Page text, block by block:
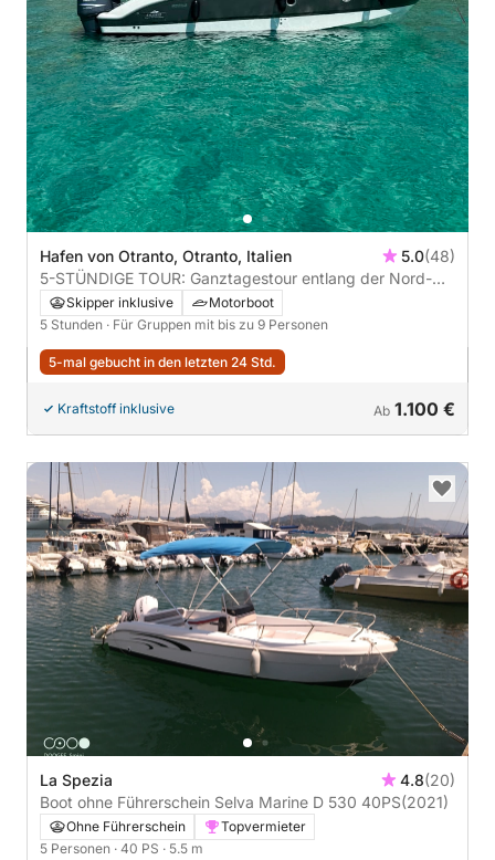
Hafen von Otranto, Otranto, Italien 5.0(48)
5-STÜNDIGE TOUR: Ganztagestour entlang der Nord-
und Südküste mit Gourmet-Mittagessen **empfohlen**
Skipper inklusive
Motorboot
5 Stunden · Für Gruppen mit bis zu 9 Personen
5-mal gebucht in den letzten 24 Std.
Kraftstoff inklusive Ab 1.100 €
La Spezia 4.8(20)
Boot ohne Führerschein Selva Marine D 530 40PS(2021)
Ohne Führerschein
Topvermieter
5 Personen · 40 PS · 5.5 m